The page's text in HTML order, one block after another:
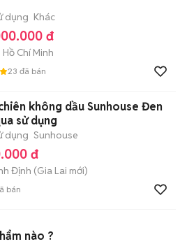
dụng Khác
đ
Hồ Chí Minh
23 đã bán
không dầu Sunhouse Đen
sử dụng
dụng Sunhouse
đ
Định (Gia Lai mới)
bán
nào ?